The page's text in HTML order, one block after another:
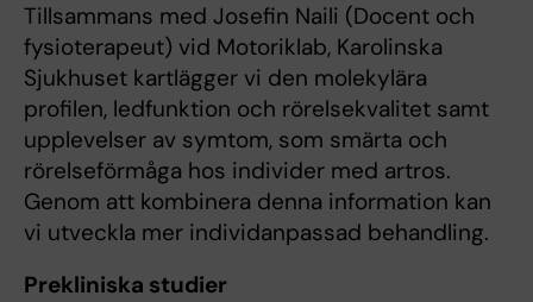
Tillsammans med Josefin Naili (Docent och
fysioterapeut) vid Motoriklab, Karolinska
Sjukhuset kartlägger vi den molekylära
profilen, ledfunktion och rörelsekvalitet samt
upplevelser av symtom, som smärta och
rörelseförmåga hos individer med artros.
Genom att kombinera denna information kan
vi utveckla mer individanpassad behandling.
Prekliniska studier